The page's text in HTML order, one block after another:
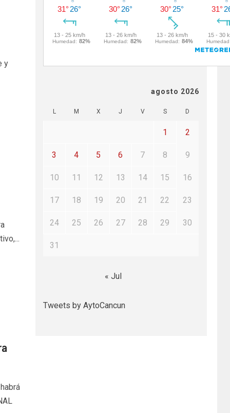
y
agosto 2026
L M X J V S D
1 2
3 4 5 6 7 8 9
10 11 12 13 14 15 16
17 18 19 20 21 22 23
24 25 26 27 28 29 30
31
« Jul
Tweets by AytoCancun